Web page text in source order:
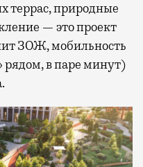
террас, природные
— это проект
ЗОЖ, мобильность
в паре минут)